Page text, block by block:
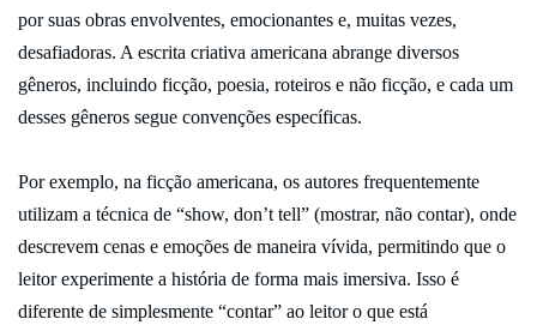
por suas obras envolventes, emocionantes e, muitas vezes,
desafiadoras. A escrita criativa americana abrange diversos
gêneros, incluindo ficção, poesia, roteiros e não ficção, e cada um
desses gêneros segue convenções específicas.
Por exemplo, na ficção americana, os autores frequentemente
utilizam a técnica de “show, don’t tell” (mostrar, não contar), onde
descrevem cenas e emoções de maneira vívida, permitindo que o
leitor experimente a história de forma mais imersiva. Isso é
diferente de simplesmente “contar” ao leitor o que está